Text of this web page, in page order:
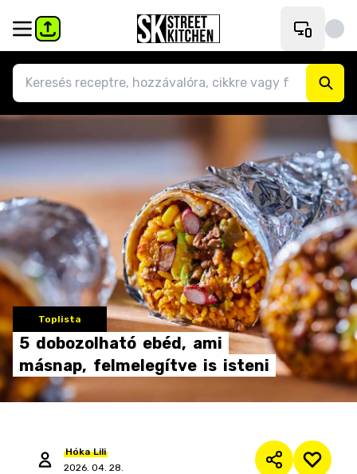
Toplista
5 dobozolható ebéd, ami
másnap, felmelegítve is isteni
Hóka Lili
2026. 04. 28.